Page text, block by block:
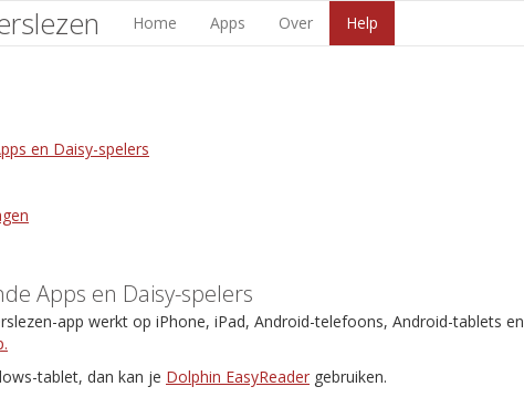
Home Apps Over Help
en Daisy-spelers
Apps en Daisy-spelers
app werkt op iPhone, iPad, Android-telefoons, Android-tablets
tablet, dan kan je Dolphin EasyReader gebruiken.